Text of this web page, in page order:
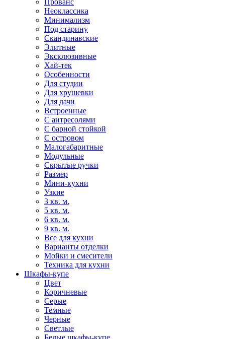
Прованс
Неоклассика
Минимализм
Под старину
Скандинавские
Элитные
Эксклюзивные
Хай-тек
Особенности
Для студии
Для хрущевки
Для дачи
Встроенные
С антресолями
С барной стойкой
С островом
Малогабаритные
Модульные
Скрытые ручки
Размер
Мини-кухни
Узкие
3 кв. м.
5 кв. м.
6 кв. м.
9 кв. м.
Все для кухни
Варианты отделки
Мойки и смесители
Техника для кухни
Шкафы-купе
Цвет
Коричневые
Серые
Темные
Черные
Светлые
Белые шкафы-купе